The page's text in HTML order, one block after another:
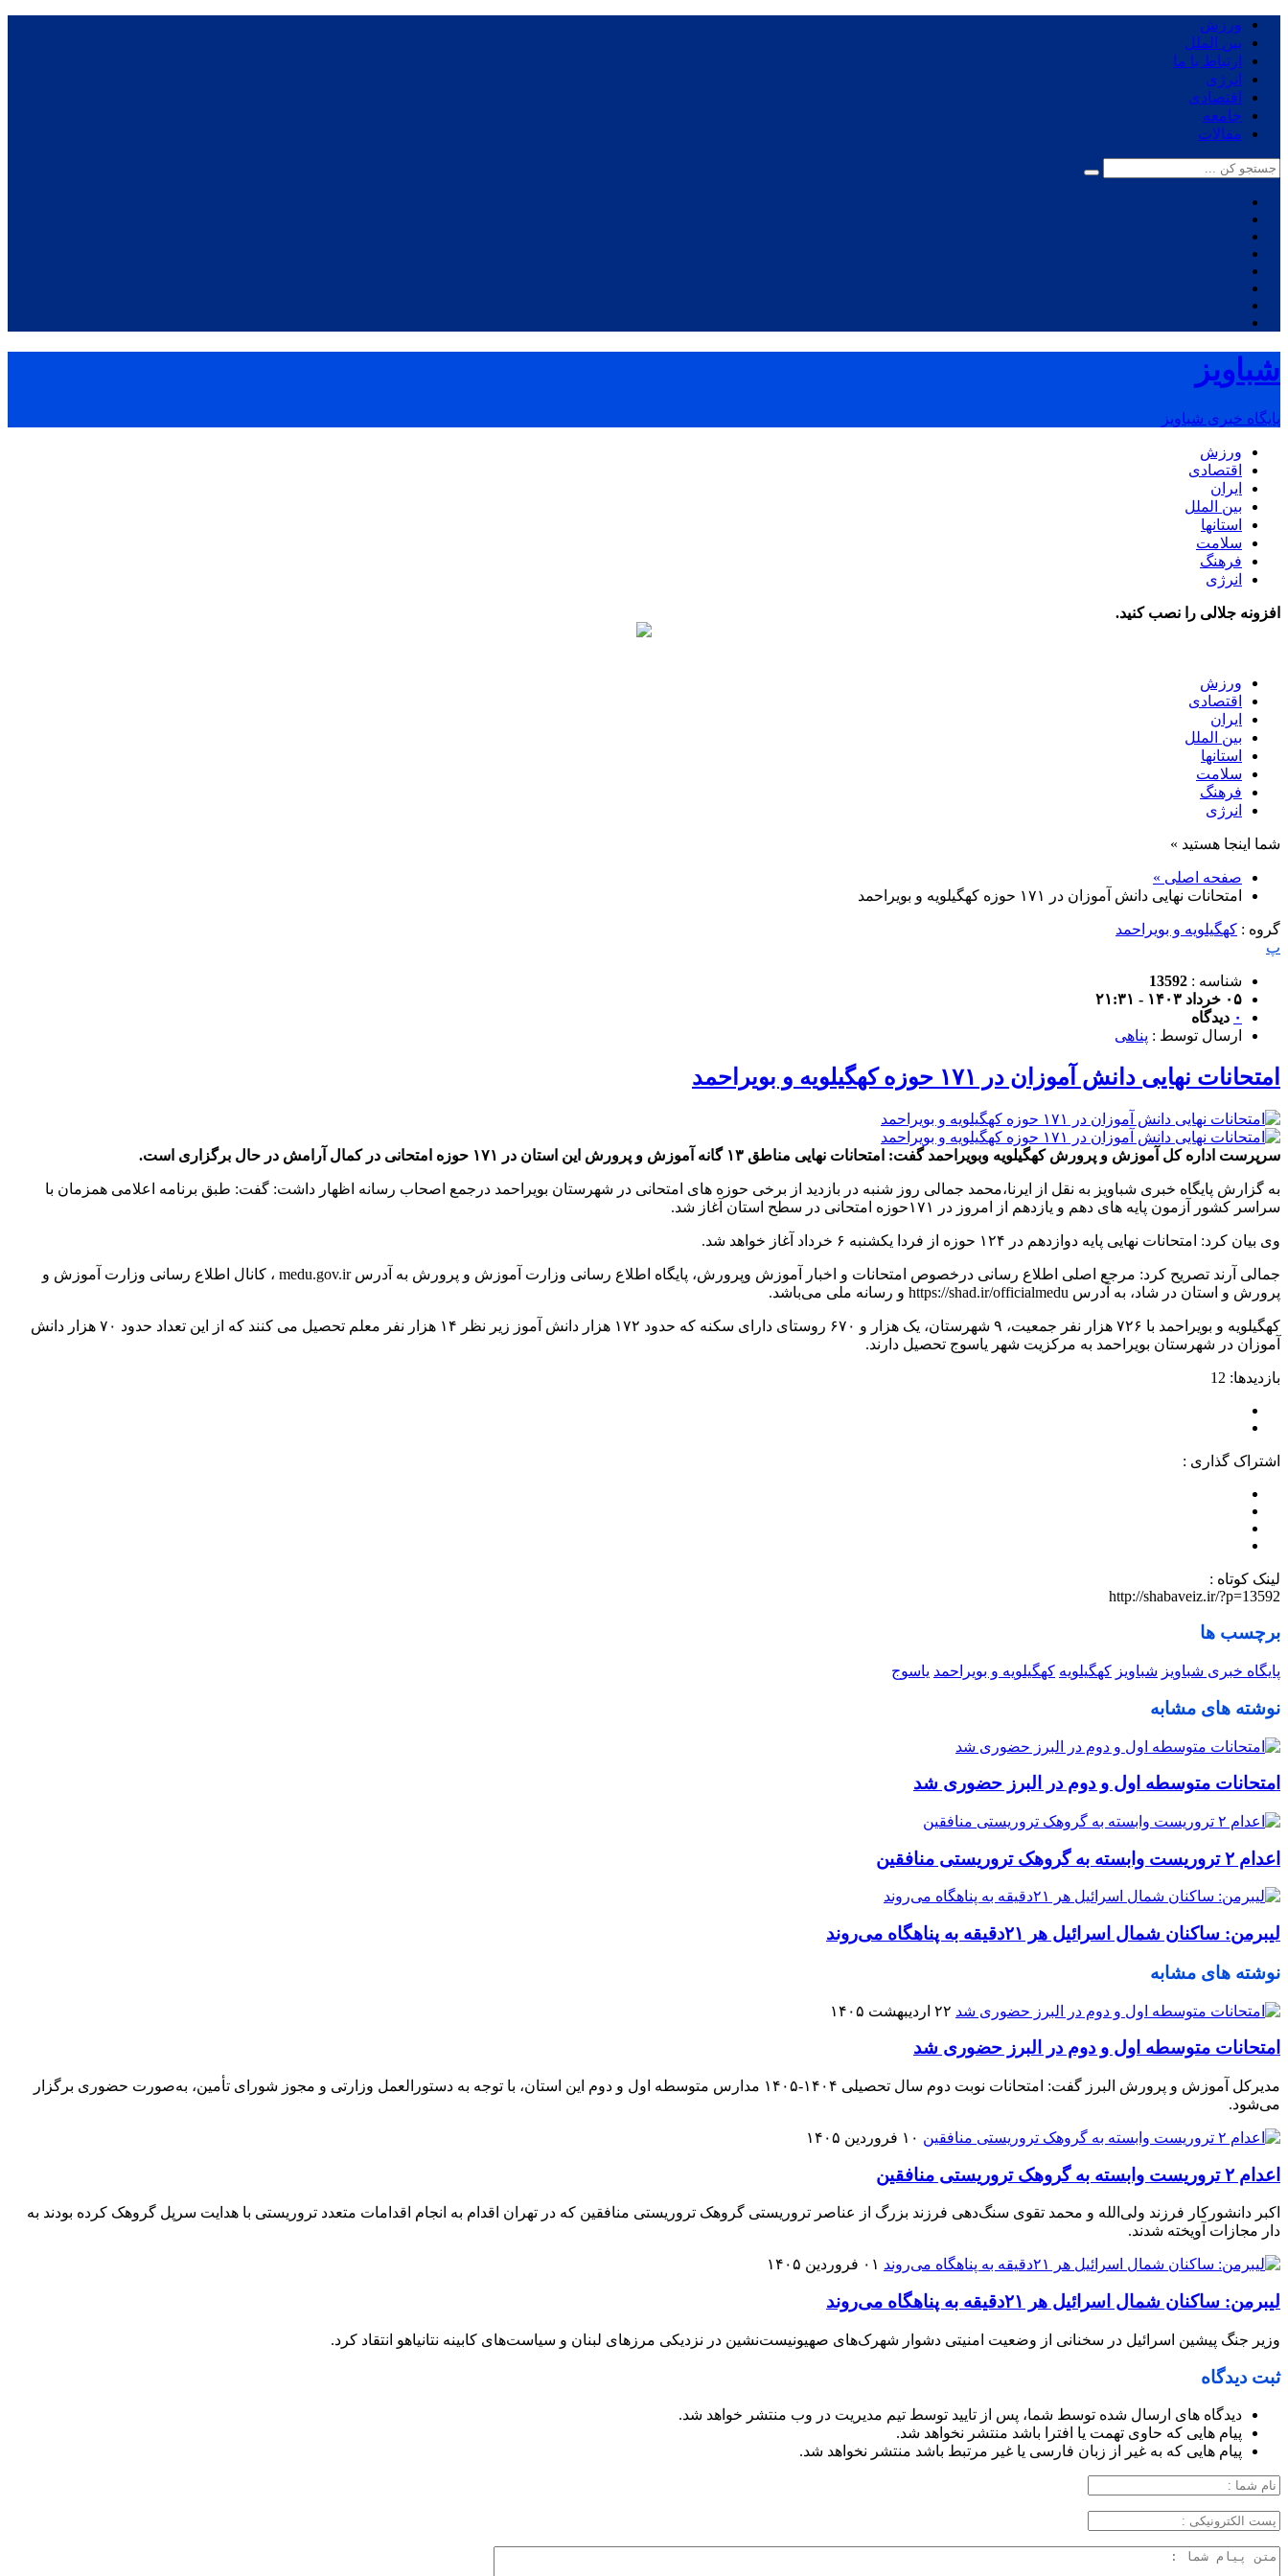
ورزش
بین الملل
ارتباط با ما
انرژی
اقتصادی
جامعه
مقالات
شباویز
پایگاه خبری شباویز
ورزش
اقتصادی
ایران
بین الملل
استانها
سلامت
فرهنگ
انرژی
افزونه جلالی را نصب کنید.
ورزش
اقتصادی
ایران
بین الملل
استانها
سلامت
فرهنگ
انرژی
شما اینجا هستید »
صفحه اصلی »
امتحانات نهایی دانش آموزان در ۱۷۱ حوزه کهگیلویه و بویراحمد
گروه : کهگیلویه و بویراحمد
پ
شناسه : 13592
۰۵ خرداد ۱۴۰۳ - ۲۱:۳۱
۰ دیدگاه
ارسال توسط : پناهی
امتحانات نهایی دانش آموزان در ۱۷۱ حوزه کهگیلویه و بویراحمد
سرپرست اداره کل آموزش و پرورش کهگیلویه وبویراحمد گفت: امتحانات نهایی مناطق ۱۳ گانه آموزش و پرورش این استان در ۱۷۱ حوزه امتحانی در کمال آرامش در حال برگزاری است.
به گزارش پایگاه خبری شباویز به نقل از ایرنا،محمد جمالی روز شنبه در بازدید از برخی حوزه های امتحانی در شهرستان بویراحمد درجمع اصحاب رسانه اظهار داشت: گفت: طبق برنامه اعلامی همزمان با
سراسر کشور آزمون پایه های دهم و یازدهم از امروز در ۱۷۱حوزه امتحانی در سطح استان آغاز شد.
وی بیان کرد: امتحانات نهایی پایه دوازدهم در ۱۲۴ حوزه از فردا یکشنبه ۶ خرداد آغاز خواهد شد.
جمالی آرند تصریح کرد: مرجع اصلی اطلاع رسانی درخصوص امتحانات و اخبار آموزش وپرورش، پایگاه اطلاع رسانی وزارت آموزش و پرورش به آدرس medu.gov.ir ، کانال اطلاع رسانی وزارت آموزش و
پرورش و استان در شاد، به آدرس https://shad.ir/officialmedu و رسانه ملی می‌باشد.
کهگیلویه و بویراحمد با ۷۲۶ هزار نفر جمعیت، ۹ شهرستان، یک هزار و ۶۷۰ روستای دارای سکنه که حدود ۱۷۲ هزار دانش آموز زیر نظر ۱۴ هزار نفر معلم تحصیل می کنند که از این تعداد حدود ۷۰ هزار دانش
آموزان در شهرستان بویراحمد به مرکزیت شهر یاسوج تحصیل دارند.
بازدیدها: 12
اشتراک گذاری :
لینک کوتاه :
http://shabaveiz.ir/?p=13592
برچسب ها
پایگاه خبری شباویز شباویز کهگیلویه کهگیلویه و بویراحمد یاسوج
نوشته های مشابه
امتحانات متوسطه اول و دوم در البرز حضوری شد
اعدام ۲ تروریست وابسته به گروهک تروریستی منافقین
لیبرمن: ساکنان شمال اسرائیل هر ۲۱دقیقه به پناهگاه می‌روند
نوشته های مشابه
۲۲ اردیبهشت ۱۴۰۵
امتحانات متوسطه اول و دوم در البرز حضوری شد
مدیرکل آموزش و پرورش البرز گفت: امتحانات نوبت دوم سال تحصیلی ۱۴۰۴-۱۴۰۵ مدارس متوسطه اول و دوم این استان، با توجه به دستورالعمل وزارتی و مجوز شورای تأمین، به‌صورت حضوری برگزار
می‌شود.
۱۰ فروردین ۱۴۰۵
اعدام ۲ تروریست وابسته به گروهک تروریستی منافقین
اکبر دانشورکار فرزند ولی‌الله و محمد تقوی سنگ‌دهی فرزند بزرگ از عناصر تروریستی گروهک تروریستی منافقین که در تهران اقدام به انجام اقدامات متعدد تروریستی با هدایت سرپل گروهک کرده بودند به
دار مجازات آویخته شدند.
۰۱ فروردین ۱۴۰۵
لیبرمن: ساکنان شمال اسرائیل هر ۲۱دقیقه به پناهگاه می‌روند
وزیر جنگ پیشین اسرائیل در سخنانی از وضعیت امنیتی دشوار شهرک‌های صهیونیست‌نشین در نزدیکی مرزهای لبنان و سیاست‌های کابینه نتانیاهو انتقاد کرد.
ثبت دیدگاه
دیدگاه های ارسال شده توسط شما، پس از تایید توسط تیم مدیریت در وب منتشر خواهد شد.
پیام هایی که حاوی تهمت یا افترا باشد منتشر نخواهد شد.
پیام هایی که به غیر از زبان فارسی یا غیر مرتبط باشد منتشر نخواهد شد.